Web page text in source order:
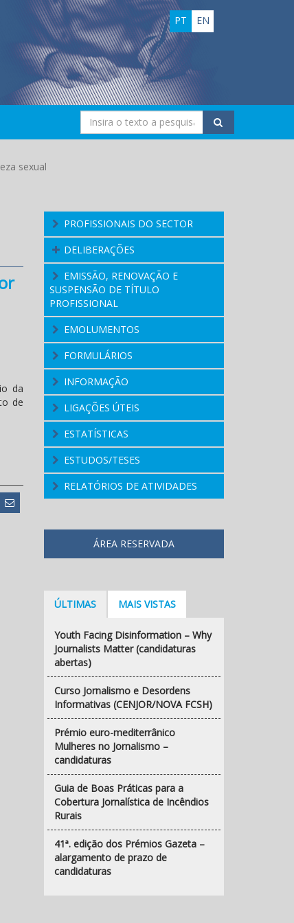
EN
PT
sexual
da
de
PROFISSIONAIS DO SECTOR
DELIBERAÇÕES
EMISSÃO, RENOVAÇÃO E
SUSPENSÃO DE TÍTULO
PROFISSIONAL
EMOLUMENTOS
FORMULÁRIOS
INFORMAÇÃO
LIGAÇÕES ÚTEIS
ESTATÍSTICAS
ESTUDOS/TESES
RELATÓRIOS DE ATIVIDADES
ÁREA RESERVADA
ÚLTIMAS MAIS VISTAS
Youth Facing Disinformation – Why
Journalists Matter (candidaturas
abertas)
Curso Jornalismo e Desordens
Informativas (CENJOR/NOVA FCSH)
Prémio euro-mediterrânico
Mulheres no Jornalismo –
candidaturas
Guia de Boas Práticas para a
Cobertura Jornalística de Incêndios
Rurais
41ª. edição dos Prémios Gazeta –
alargamento de prazo de
candidaturas